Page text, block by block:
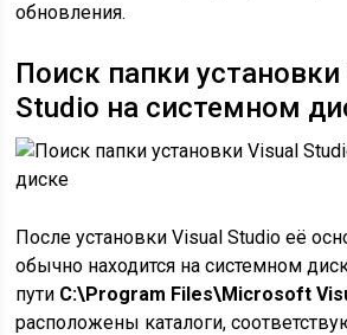
обновления.
Поиск папки установки
Studio на системном
После установки Visual Studio её
обычно находится на системном
пути C:\Program Files\Microsoft
расположены каталоги,